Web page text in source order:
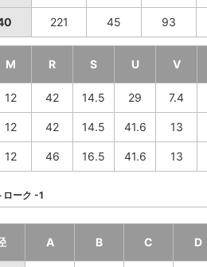
221 45 93
M R S U V
12 42 14.5 29 7.4
12 42 14.5 41.6 13
12 46 16.5 41.6 13
ローク -1
A B C D